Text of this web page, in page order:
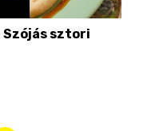
Szójás sztori